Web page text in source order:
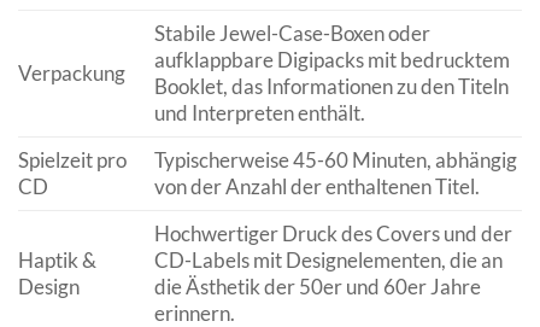
Verpackung
Stabile Jewel-Case-Boxen oder
aufklappbare Digipacks mit bedrucktem
Booklet, das Informationen zu den Titeln
und Interpreten enthält.
Spielzeit pro
CD
Typischerweise 45-60 Minuten, abhängig
von der Anzahl der enthaltenen Titel.
Haptik &
Design
Hochwertiger Druck des Covers und der
CD-Labels mit Designelementen, die an
die Ästhetik der 50er und 60er Jahre
erinnern.